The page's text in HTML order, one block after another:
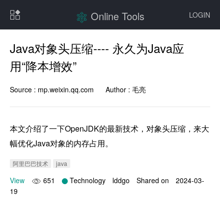
LOGIN
Online Tools
Java对象头压缩---- 永久为Java应
用“降本增效”
Source : mp.weixin.qq.com Author : 毛亮
本文介绍了一下OpenJDK的最新技术，对象头压缩，来大
幅优化Java对象的内存占用。
阿里巴巴技术 java
View 651 Technology lddgo Shared on
2024-03-
19